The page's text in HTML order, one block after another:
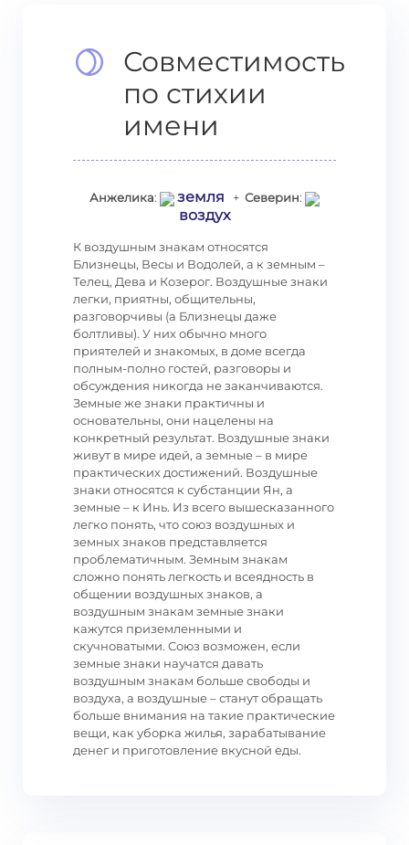
Совместимость
по стихии
имени
Анжелика: земля + Северин:
воздух
К воздушным знакам относятся
Близнецы, Весы и Водолей, а к земным –
Телец, Дева и Козерог. Воздушные знаки
легки, приятны, общительны,
разговорчивы (а Близнецы даже
болтливы). У них обычно много
приятелей и знакомых, в доме всегда
полным-полно гостей, разговоры и
обсуждения никогда не заканчиваются.
Земные же знаки практичны и
основательны, они нацелены на
конкретный результат. Воздушные знаки
живут в мире идей, а земные – в мире
практических достижений. Воздушные
знаки относятся к субстанции Ян, а
земные – к Инь. Из всего вышесказанного
легко понять, что союз воздушных и
земных знаков представляется
проблематичным. Земным знакам
сложно понять легкость и всеядность в
общении воздушных знаков, а
воздушным знакам земные знаки
кажутся приземленными и
скучноватыми. Союз возможен, если
земные знаки научатся давать
воздушным знакам больше свободы и
воздуха, а воздушные – станут обращать
больше внимания на такие практические
вещи, как уборка жилья, зарабатывание
денег и приготовление вкусной еды.